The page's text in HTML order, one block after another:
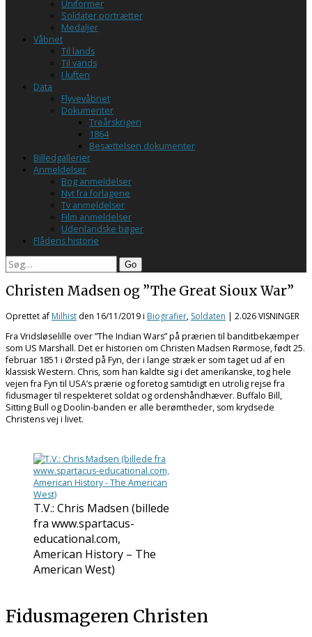
Uniformer
Soldater portrætter
Medaljer
Våbnet
Til lands
Til vands
I luften
Data
Flyvevåbnet
Dokumenter
Treårskrigen
1864
Besættelsen dokumenter
Billedgallerier
Anmeldelser
Bog anmeldelser
Nyt fra forlagene
Tv anmeldelser
Film anmeldelser
Udenlandske bøger
Flådens historie
Search
Christen Madsen og ”The Great Sioux War”
Oprettet af Milhist den 16/11/2019i Biografier, Soldaten | 2.026 VISNINGER
Fra Vridsløselille over ”The Indian Wars” på prærien til banditbekæmper
som US Marshall. Det er historien om Christen Madsen Rørmose, født 25.
februar 1851 i Ørsted på Fyn, der i lange stræk er som taget ud af en
klassisk Western. Chris, som han kaldte sig i det amerikanske, tog hele
vejen fra Fyn til USA’s prærie og foretog samtidigt en utrolig rejse fra
fidusmager til respekteret soldat og ordenshåndhæver. Buffalo Bill,
Sitting Bull og Doolin-banden er alle berømtheder, som krydsede
Christens vej i livet.
T.V.: Chris Madsen (billede
fra www.spartacus-
educational.com,
American History – The
American West)
Fidusmageren Christen